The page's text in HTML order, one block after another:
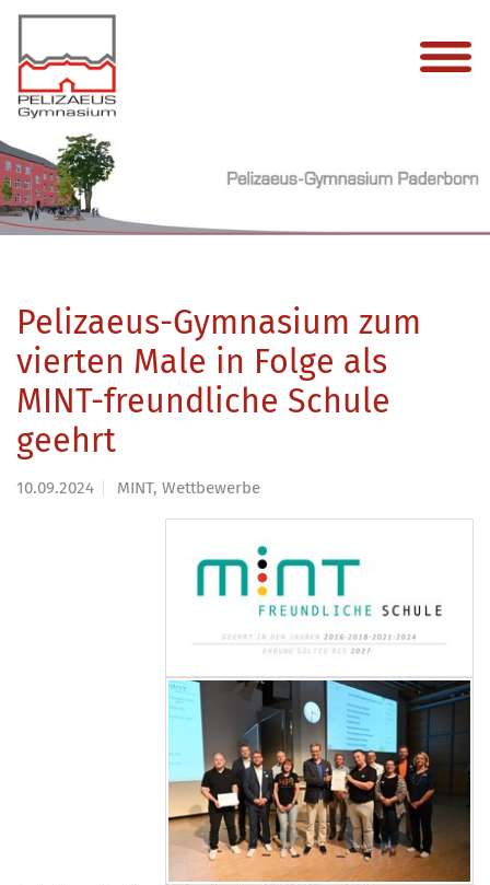
Pelizaeus-Gymnasium zum
vierten Male in Folge als
MINT-freundliche Schule
geehrt
10.09.2024 MINT, Wettbewerbe